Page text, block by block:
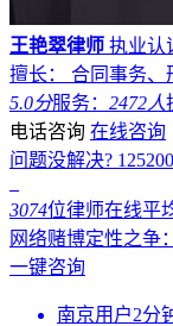
王艳翠律师 执业认
擅长： 合同事务、
5.0分服务： 2472人
电话咨询 在线咨询
问题没解决? 125200
3074位律师在线平
网络赌博定性之争
一键咨询
南京用户2分